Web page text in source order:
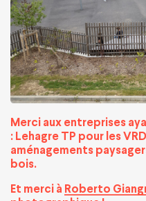
Merci aux entreprises
: Lehagre TP pour les
aménagements
bois.
Et merci à Roberto